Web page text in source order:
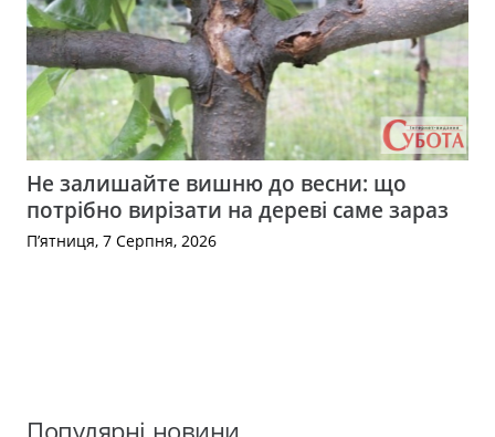
Не залишайте вишню до весни: що
потрібно вирізати на дереві саме зараз
П’ятниця, 7 Серпня, 2026